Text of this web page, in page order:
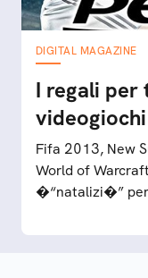
DIGITAL MAGAZINE
I regali per
videogiochi
Fifa 2013, New
World of
�“natalizi�” per